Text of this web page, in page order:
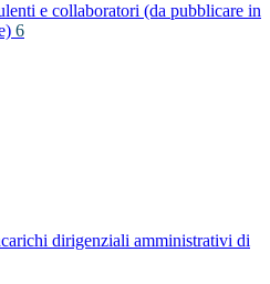
e collaboratori (da pubblicare in
6
dirigenziali amministrativi di